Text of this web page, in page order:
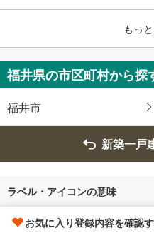
もっ
福井県の市区町村から探
福井市
新築一戸
ラベル・アイコンの意味
リフォーム
お気に入り登録内容を確認